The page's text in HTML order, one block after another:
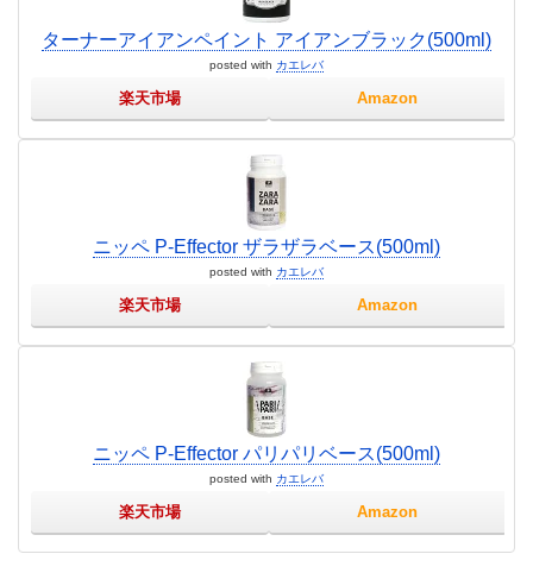
ターナーアイアンペイント アイアンブラック(500ml)
posted with カエレバ
楽天市場 Amazon
ニッペ P-Effector ザラザラベース(500ml)
posted with カエレバ
楽天市場 Amazon
ニッペ P-Effector パリパリベース(500ml)
posted with カエレバ
楽天市場 Amazon